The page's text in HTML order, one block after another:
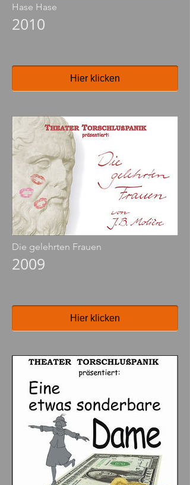
Hase Hase
2010
Hier klicken
Die gelehrten Frauen
2009
Hier klicken